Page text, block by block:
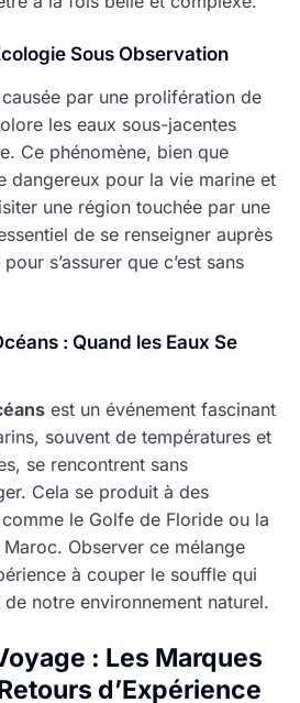
Sous Observation
par une prolifération de
les eaux sous-jacentes
Ce phénomène, bien que
dangereux pour la vie marine et
une région touchée par une
de se renseigner auprès
s’assurer que c’est sans
: Quand les Eaux Se
est un événement fascinant
souvent de températures et
se rencontrent sans
Cela se produit à des
le Golfe de Floride ou la
Maroc. Observer ce mélange
à couper le souffle qui
notre environnement naturel.
: Les Marques
d’Expérience